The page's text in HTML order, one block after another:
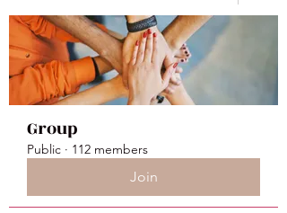
Group
Public · 112 members
Join